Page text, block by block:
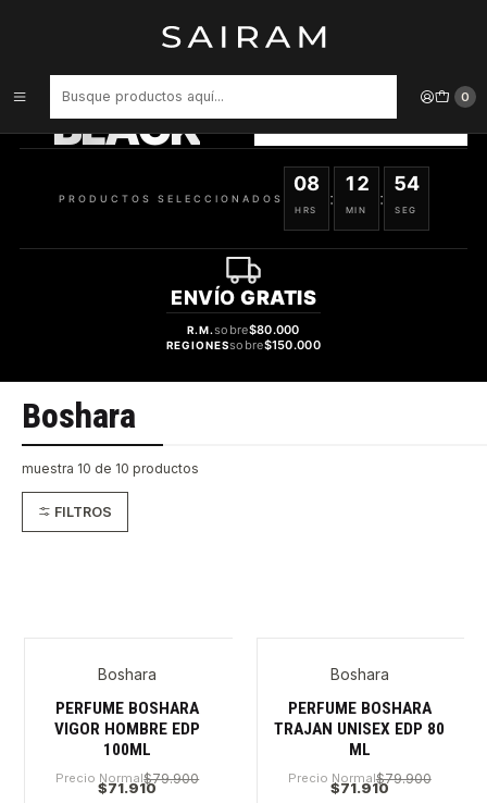
0
BLACK VER OFERTAS
PRODUCTOS SELECCIONADOS
08
HRS
:
12
MIN
:
54
SEG
ENVÍO GRATIS
R.M.sobre$80.000
REGIONESsobre$150.000
Boshara
muestra 10 de 10 productos
FILTROS
Boshara
PERFUME BOSHARA
VIGOR HOMBRE EDP
100ML
Precio Normal$79.900
$71.910
Boshara
PERFUME BOSHARA
TRAJAN UNISEX EDP 80
ML
Precio Normal$79.900
$71.910